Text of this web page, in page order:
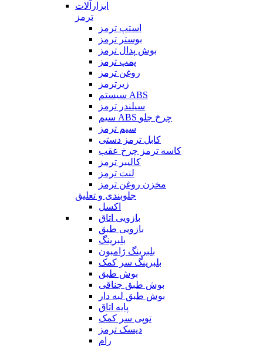
ابزارآلات
ترمز
استپ ترمز
بوستر ترمز
بوش پدال ترمز
پمپ ترمز
روغن ترمز
زیرترمز
سیستم ABS
سیلندر ترمز
سیم ABS چرخ جلو
سیم ترمز
کابل ترمز دستی
کاسه ترمز چرخ عقب
کالیبر ترمز
لنت ترمز
مخزن روغن ترمز
جلوبندی و تعلیق
اکسل
بازویی اتاق
بازویی طبق
بلبرینگ
بلبرینگ ژامبون
بلبرینگ سر کمک
بوش طبق
بوش طبق جناقی
بوش طبق لبه دار
پایه اتاق
توپی سر کمک
دیسک ترمز
رام